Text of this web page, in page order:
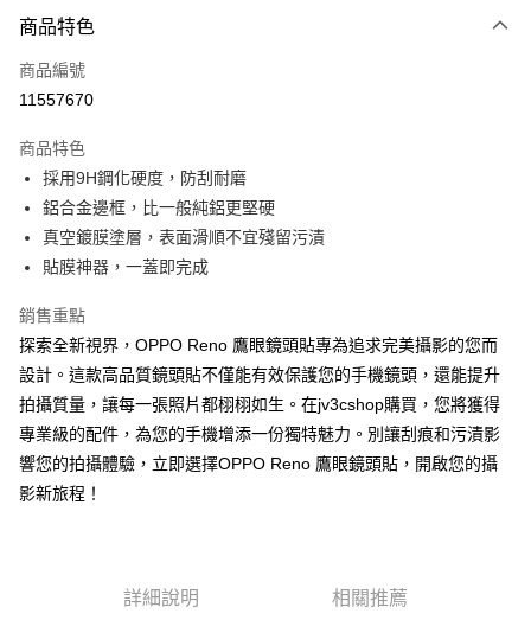
信用卡一次付款
超商取貨付款
Apple Pay
街口支付
AFTEE先享後付
【關於「AFTEE先享後付」】
AFTEE先享後付是「在收到商品之後才付款」的支付方式。 讓您購物簡單
便利好安心！
１．簡單：不需註冊會員、不需綁卡、不需儲值。
２．便利：只要手機號碼，簡訊認證，即可結帳。
３．安心：先確認商品／服務後，再付款。
【「AFTEE先享後付」結帳流程】
１．於結帳方式選擇「AFTEE先享後付」後，將跳轉至「AFTEE先享後付」
結帳頁面，進行簡訊認證並確認金額後，即可完成結帳。
※ 請注意：結帳手續完成當下不需立刻繳費，但若您需要取消訂單，請聯絡
ATM付款
全家取貨付款
每筆NT$60，滿NT$499(含以上)免運費
付款後全家取貨
商品特色
商品編號
11557670
商品特色
採用9H鋼化硬度，防刮耐磨
鋁合金邊框，比一般純鋁更堅硬
真空鍍膜塗層，表面滑順不宜殘留污漬
貼膜神器，一蓋即完成
銷售重點
探索全新視界，OPPO Reno 鷹眼鏡頭貼專為追求完美攝影的您而
設計。這款高品質鏡頭貼不僅能有效保護您的手機鏡頭，還能提升
拍攝質量，讓每一張照片都栩栩如生。在jv3cshop購買，您將獲得
專業級的配件，為您的手機增添一份獨特魅力。別讓刮痕和污漬影
響您的拍攝體驗，立即選擇OPPO Reno 鷹眼鏡頭貼，開啟您的攝
影新旅程！
詳細說明 相關推薦